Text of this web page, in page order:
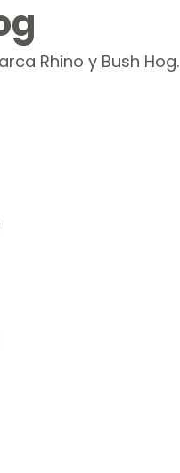
Rhino y Bush Hog.